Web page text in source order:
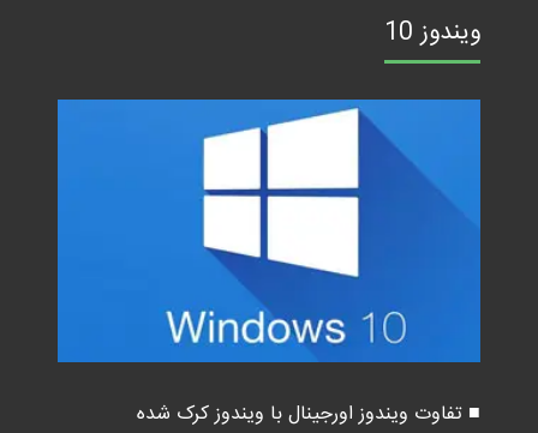
ویندوز 10
■ تفاوت ویندوز اورجینال با ویندوز کرک شده